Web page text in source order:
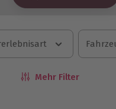
Mehr Filter